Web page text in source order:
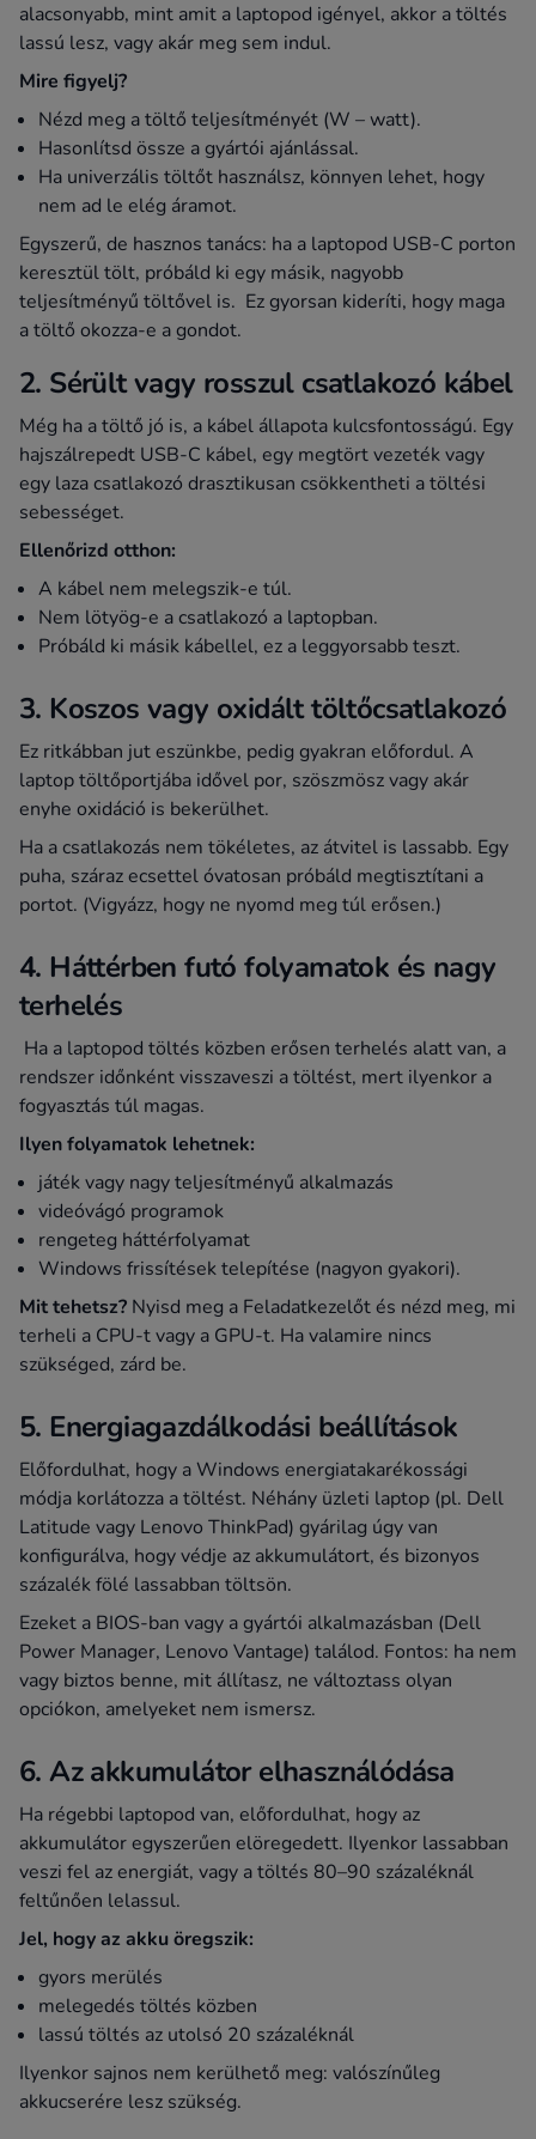
alacsonyabb, mint amit a laptopod igényel, akkor a töltés
lassú lesz, vagy akár meg sem indul.
Mire figyelj?
Nézd meg a töltő teljesítményét (W – watt).
Hasonlítsd össze a gyártói ajánlással.
Ha univerzális töltőt használsz, könnyen lehet, hogy
nem ad le elég áramot.
Egyszerű, de hasznos tanács: ha a laptopod USB-C porton
keresztül tölt, próbáld ki egy másik, nagyobb
teljesítményű töltővel is. Ez gyorsan kideríti, hogy maga
a töltő okozza-e a gondot.
2. Sérült vagy rosszul csatlakozó kábel
Még ha a töltő jó is, a kábel állapota kulcsfontosságú. Egy
hajszálrepedt USB-C kábel, egy megtört vezeték vagy
egy laza csatlakozó drasztikusan csökkentheti a töltési
sebességet.
Ellenőrizd otthon:
A kábel nem melegszik-e túl.
Nem lötyög-e a csatlakozó a laptopban.
Próbáld ki másik kábellel, ez a leggyorsabb teszt.
3. Koszos vagy oxidált töltőcsatlakozó
Ez ritkábban jut eszünkbe, pedig gyakran előfordul. A
laptop töltőportjába idővel por, szöszmösz vagy akár
enyhe oxidáció is bekerülhet.
Ha a csatlakozás nem tökéletes, az átvitel is lassabb. Egy
puha, száraz ecsettel óvatosan próbáld megtisztítani a
portot. (Vigyázz, hogy ne nyomd meg túl erősen.)
4. Háttérben futó folyamatok és nagy
terhelés
Ha a laptopod töltés közben erősen terhelés alatt van, a
rendszer időnként visszaveszi a töltést, mert ilyenkor a
fogyasztás túl magas.
Ilyen folyamatok lehetnek:
játék vagy nagy teljesítményű alkalmazás
videóvágó programok
rengeteg háttérfolyamat
Windows frissítések telepítése (nagyon gyakori).
Mit tehetsz? Nyisd meg a Feladatkezelőt és nézd meg, mi
terheli a CPU-t vagy a GPU-t. Ha valamire nincs
szükséged, zárd be.
5. Energiagazdálkodási beállítások
Előfordulhat, hogy a Windows energiatakarékossági
módja korlátozza a töltést. Néhány üzleti laptop (pl. Dell
Latitude vagy Lenovo ThinkPad) gyárilag úgy van
konfigurálva, hogy védje az akkumulátort, és bizonyos
százalék fölé lassabban töltsön.
Ezeket a BIOS-ban vagy a gyártói alkalmazásban (Dell
Power Manager, Lenovo Vantage) találod. Fontos: ha nem
vagy biztos benne, mit állítasz, ne változtass olyan
opciókon, amelyeket nem ismersz.
6. Az akkumulátor elhasználódása
Ha régebbi laptopod van, előfordulhat, hogy az
akkumulátor egyszerűen elöregedett. Ilyenkor lassabban
veszi fel az energiát, vagy a töltés 80–90 százaléknál
feltűnően lelassul.
Jel, hogy az akku öregszik:
gyors merülés
melegedés töltés közben
lassú töltés az utolsó 20 százaléknál
Ilyenkor sajnos nem kerülhető meg: valószínűleg
akkucserére lesz szükség.